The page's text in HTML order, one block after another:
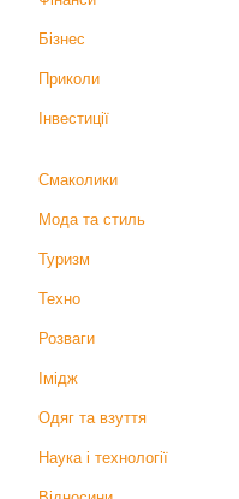
Бізнес
Приколи
Інвестиції
Смаколики
Мода та стиль
Туризм
Техно
Розваги
Імідж
Одяг та взуття
Наука і технології